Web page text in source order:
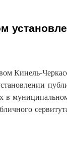
Кинель-
в